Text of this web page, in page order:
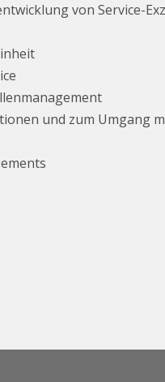
von Service-
und zum Umgang